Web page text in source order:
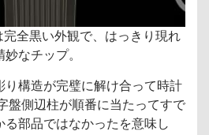
全黒い外観で、はっきり現れ
なチップ。
り構造が完璧に解け合って時計
盤側辺柱が順番に当たってすで
る部品ではなかったを意味し